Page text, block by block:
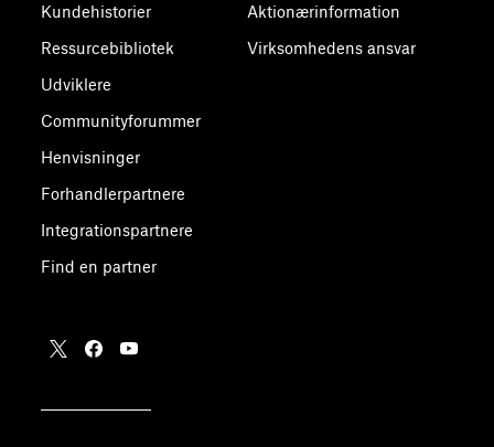
Kundehistorier
Ressurcebibliotek
Udviklere
Communityforummer
Henvisninger
Forhandlerpartnere
Integrationspartnere
Find en partner
Aktionærinformation
Virksomhedens ansvar